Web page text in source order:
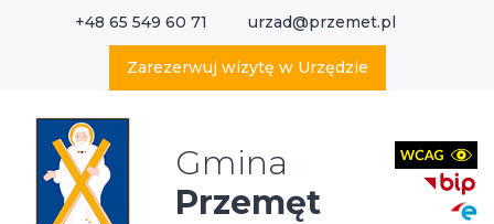
+48 65 549 60 71 urzad@przemet.pl
Zarezerwuj wizytę w Urzędzie
Gmina
Przemęt
Wyszukaj w serwisie